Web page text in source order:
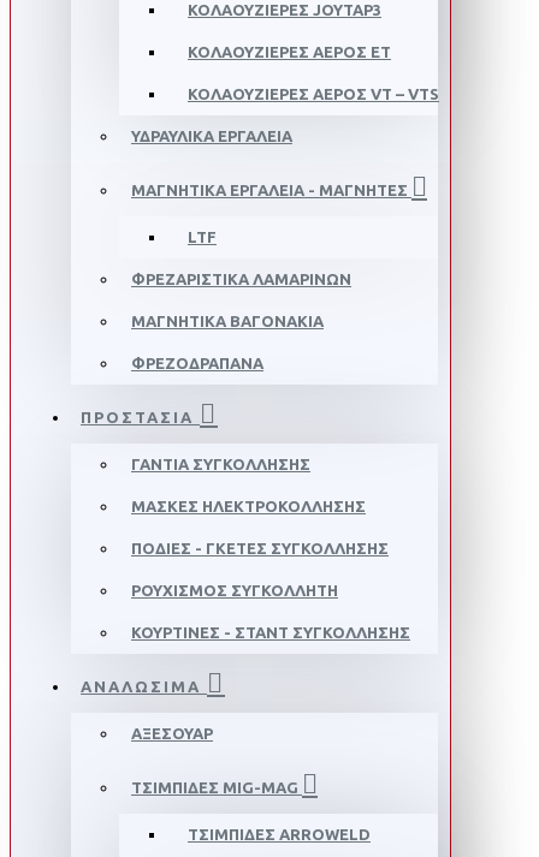
ΚΟΛΑΟΥΖΙΕΡΕΣ JOYTAP3
ΚΟΛΑΟΥΖΙΕΡΕΣ ΑΕΡΟΣ ΕΤ
ΚΟΛΑΟΥΖΙΕΡΕΣ ΑΕΡΟΣ VT – VTS
ΥΔΡΑΥΛΙΚΑ ΕΡΓΑΛΕΙΑ
ΜΑΓΝΗΤΙΚΑ ΕΡΓΑΛΕΙΑ - ΜΑΓΝΗΤΕΣ
LTF
ΦΡΕΖΑΡΙΣΤΙΚΑ ΛΑΜΑΡΙΝΩΝ
ΜΑΓΝΗΤΙΚΑ ΒΑΓΟΝΑΚΙΑ
ΦΡΕΖΟΔΡΑΠΑΝΑ
ΠΡΟΣΤΑΣΙΑ
ΓΑΝΤΙΑ ΣΥΓΚΟΛΛΗΣΗΣ
ΜΑΣΚΕΣ ΗΛΕΚΤΡΟΚΟΛΛΗΣΗΣ
ΠΟΔΙΕΣ - ΓΚΕΤΕΣ ΣΥΓΚΟΛΛΗΣΗΣ
ΡΟΥΧΙΣΜΟΣ ΣΥΓΚΟΛΛΗΤΗ
ΚΟΥΡΤΙΝΕΣ - ΣΤΑΝΤ ΣΥΓΚΟΛΛΗΣΗΣ
ΑΝΑΛΩΣΙΜΑ
ΑΞΕΣΟΥΑΡ
ΤΣΙΜΠΙΔΕΣ MIG-MAG
ΤΣΙΜΠΙΔΕΣ ARROWELD